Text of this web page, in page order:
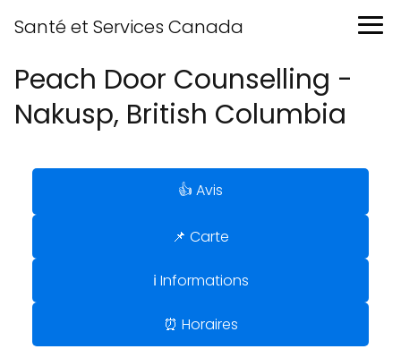
Santé et Services Canada
Peach Door Counselling -
Nakusp, British Columbia
👍 Avis
📌 Carte
ℹ️ Informations
⏰ Horaires